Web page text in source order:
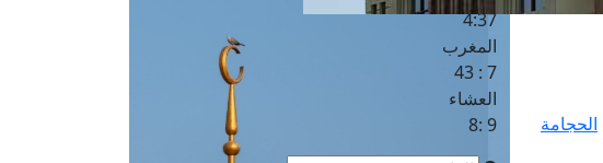
الحجامة
4:37
المغرب
7 : 43
العشاء
9 :8